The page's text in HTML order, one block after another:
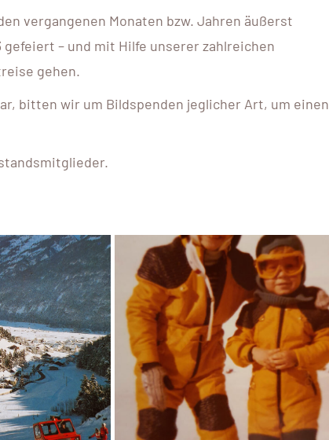
vergangenen Monaten bzw. Jahren äußerst
– und mit Hilfe unserer zahlreichen
gehen.
bitten wir um Bildspenden jeglicher Art, um einen